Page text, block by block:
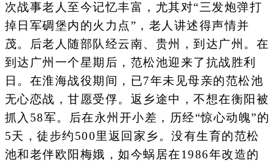
次战事老人至今记忆丰富，尤其对“三发炮弹打
掉日军碉堡内的火力点”，老人讲述得声情并
茂。后老人随部队经云南、贵州，到达广州。在
到达广州一个星期后，范松池迎来了抗战胜利
日。在淮海战役期间，已7年未见母亲的范松池
无心恋战，甘愿受俘。返乡途中，不想在衡阳被
抓入58军。后在永州开小差，历经“惊心动魄”的
5天，徒步约500里返回家乡。没有生育的范松
池和老伴欧阳梅娥，如今蜗居在1986年改造的